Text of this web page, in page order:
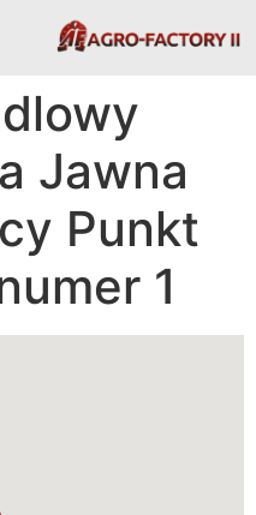
Jawna
Punkt
1